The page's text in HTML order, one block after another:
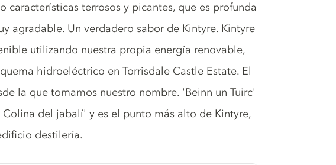
características terrosos y picantes, que es profunda
agradable. Un verdadero sabor de Kintyre. Kintyre
utilizando nuestra propia energía renovable,
hidroeléctrico en Torrisdale Castle Estate. El
la que tomamos nuestro nombre. 'Beinn un Tuirc'
del jabalí' y es el punto más alto de Kintyre,
destilería.